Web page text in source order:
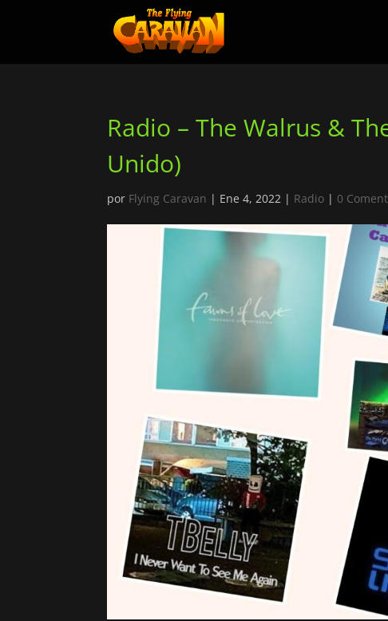
Radio – The Walrus &
Unido)
por Flying Caravan | Ene 4, 2022 | Radio | 0